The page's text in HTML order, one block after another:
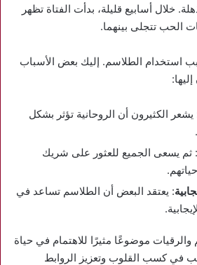
خلال أسابيع قليلة، بدأت الفتاة تظهر
الحب تتجلى بينهما.
استخدام الطلاسم. إليك بعض الأسباب
يشعر الكثيرون أن الروحانية تؤثر بشكل
: ثم يسعى الجميع للعثور على شريك
: يعتقد البعض أن الطلاسم تساعد في
والرقيات موضوعًا مثيرًا للاهتمام في حياة
في كسب القلوب وتعزيز الروابط